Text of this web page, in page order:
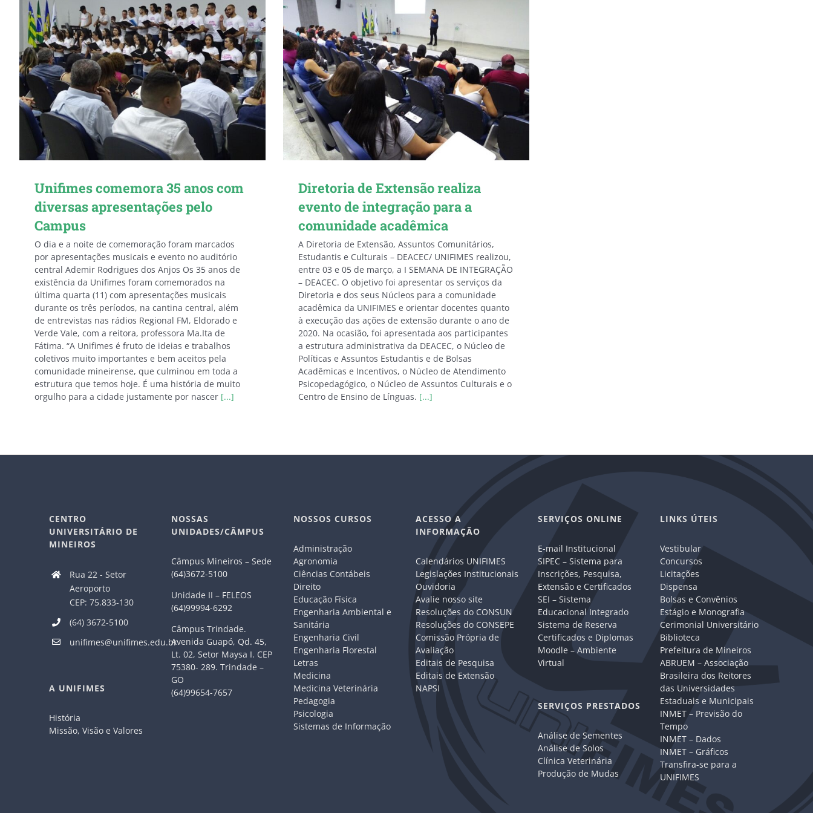
Unifimes comemora 35 anos com
diversas apresentações pelo
Campus
O dia e a noite de comemoração foram marcados
por apresentações musicais e evento no auditório
central Ademir Rodrigues dos Anjos Os 35 anos de
existência da Unifimes foram comemorados na
última quarta (11) com apresentações musicais
durante os três períodos, na cantina central, além
de entrevistas nas rádios Regional FM, Eldorado e
Verde Vale, com a reitora, professora Ma.Ita de
Fátima. “A Unifimes é fruto de ideias e trabalhos
coletivos muito importantes e bem aceitos pela
comunidade mineirense, que culminou em toda a
estrutura que temos hoje. É uma história de muito
orgulho para a cidade justamente por nascer [...]
Diretoria de Extensão realiza
evento de integração para a
comunidade acadêmica
A Diretoria de Extensão, Assuntos Comunitários,
Estudantis e Culturais – DEACEC/ UNIFIMES realizou,
entre 03 e 05 de março, a I SEMANA DE INTEGRAÇÃO
– DEACEC. O objetivo foi apresentar os serviços da
Diretoria e dos seus Núcleos para a comunidade
acadêmica da UNIFIMES e orientar docentes quanto
à execução das ações de extensão durante o ano de
2020. Na ocasião, foi apresentada aos participantes
a estrutura administrativa da DEACEC, o Núcleo de
Políticas e Assuntos Estudantis e de Bolsas
Acadêmicas e Incentivos, o Núcleo de Atendimento
Psicopedagógico, o Núcleo de Assuntos Culturais e o
Centro de Ensino de Línguas. [...]
CENTRO
UNIVERSITÁRIO DE
MINEIROS
Rua 22 - Setor
Aeroporto
CEP: 75.833-130
(64) 3672-5100
unifimes@unifimes.edu.br
A UNIFIMES
História
Missão, Visão e Valores
NOSSAS
UNIDADES/CÂMPUS
Câmpus Mineiros – Sede
(64)3672-5100
Unidade II – FELEOS
(64)99994-6292
Câmpus Trindade.
Avenida Guapó, Qd. 45,
Lt. 02, Setor Maysa I. CEP
75380- 289. Trindade –
GO
(64)99654-7657
NOSSOS CURSOS
Administração
Agronomia
Ciências Contábeis
Direito
Educação Física
Engenharia Ambiental e
Sanitária
Engenharia Civil
Engenharia Florestal
Letras
Medicina
Medicina Veterinária
Pedagogia
Psicologia
Sistemas de Informação
ACESSO A
INFORMAÇÃO
Calendários UNIFIMES
Legislações Institucionais
Ouvidoria
Avalie nosso site
Resoluções do CONSUN
Resoluções do CONSEPE
Comissão Própria de
Avaliação
Editais de Pesquisa
Editais de Extensão
NAPSI
SERVIÇOS ONLINE
E-mail Institucional
SIPEC – Sistema para
Inscrições, Pesquisa,
Extensão e Certificados
SEI – Sistema
Educacional Integrado
Sistema de Reserva
Certificados e Diplomas
Moodle – Ambiente
Virtual
SERVIÇOS PRESTADOS
Análise de Sementes
Análise de Solos
Clínica Veterinária
Produção de Mudas
LINKS ÚTEIS
Vestibular
Concursos
Licitações
Dispensa
Bolsas e Convênios
Estágio e Monografia
Cerimonial Universitário
Biblioteca
Prefeitura de Mineiros
ABRUEM – Associação
Brasileira dos Reitores
das Universidades
Estaduais e Municipais
INMET – Previsão do
Tempo
INMET – Dados
INMET – Gráficos
Transfira-se para a
UNIFIMES